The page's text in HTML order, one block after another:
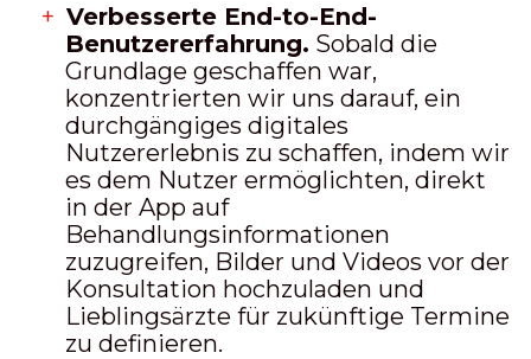
Verbesserte End-to-End-
Benutzererfahrung. Sobald die
Grundlage geschaffen war,
konzentrierten wir uns darauf, ein
durchgängiges digitales
Nutzererlebnis zu schaffen, indem wir
es dem Nutzer ermöglichten, direkt
in der App auf
Behandlungsinformationen
zuzugreifen, Bilder und Videos vor der
Konsultation hochzuladen und
Lieblingsärzte für zukünftige Termine
zu definieren.